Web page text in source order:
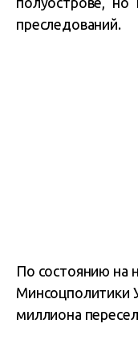
преследований.
По состоянию на
Минсоцполитики
миллиона